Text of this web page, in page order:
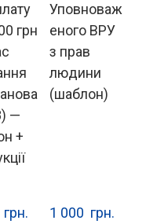
грн
—
+
Уповноваж
еного ВРУ
з прав
людини
(шаблон)
1 000  грн.